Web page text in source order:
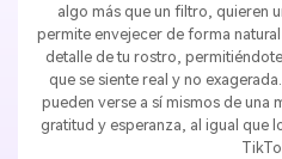
algo más que un filtro, quieren
permite envejecer de forma
detalle de tu rostro,
que se siente real y no
pueden verse a sí mismos de una
gratitud y esperanza, al igual que